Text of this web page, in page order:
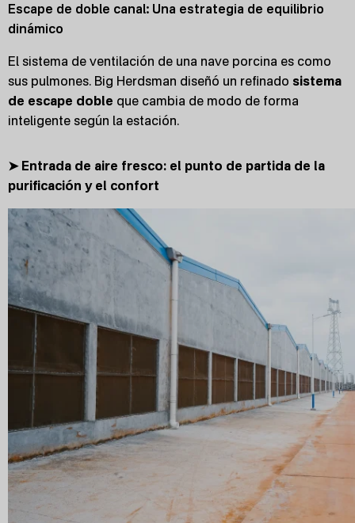
Escape de doble canal: Una estrategia de equilibrio
dinámico
El sistema de ventilación de una nave porcina es como
sus pulmones. Big Herdsman diseñó un refinado sistema
de escape doble que cambia de modo de forma
inteligente según la estación.
➤ Entrada de aire fresco: el punto de partida de la
purificación y el confort